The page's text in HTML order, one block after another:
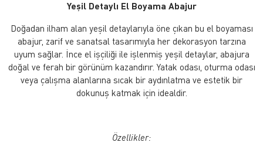
Yeşil Detaylı El Boyama Abajur
Doğadan ilham alan yeşil detaylarıyla öne çıkan bu el boyaması
abajur, zarif ve sanatsal tasarımıyla her dekorasyon tarzına
uyum sağlar. İnce el işçiliği ile işlenmiş yeşil detaylar, abajura
doğal ve ferah bir görünüm kazandırır. Yatak odası, oturma odası
veya çalışma alanlarına sıcak bir aydınlatma ve estetik bir
dokunuş katmak için idealdir.
Özellikler: